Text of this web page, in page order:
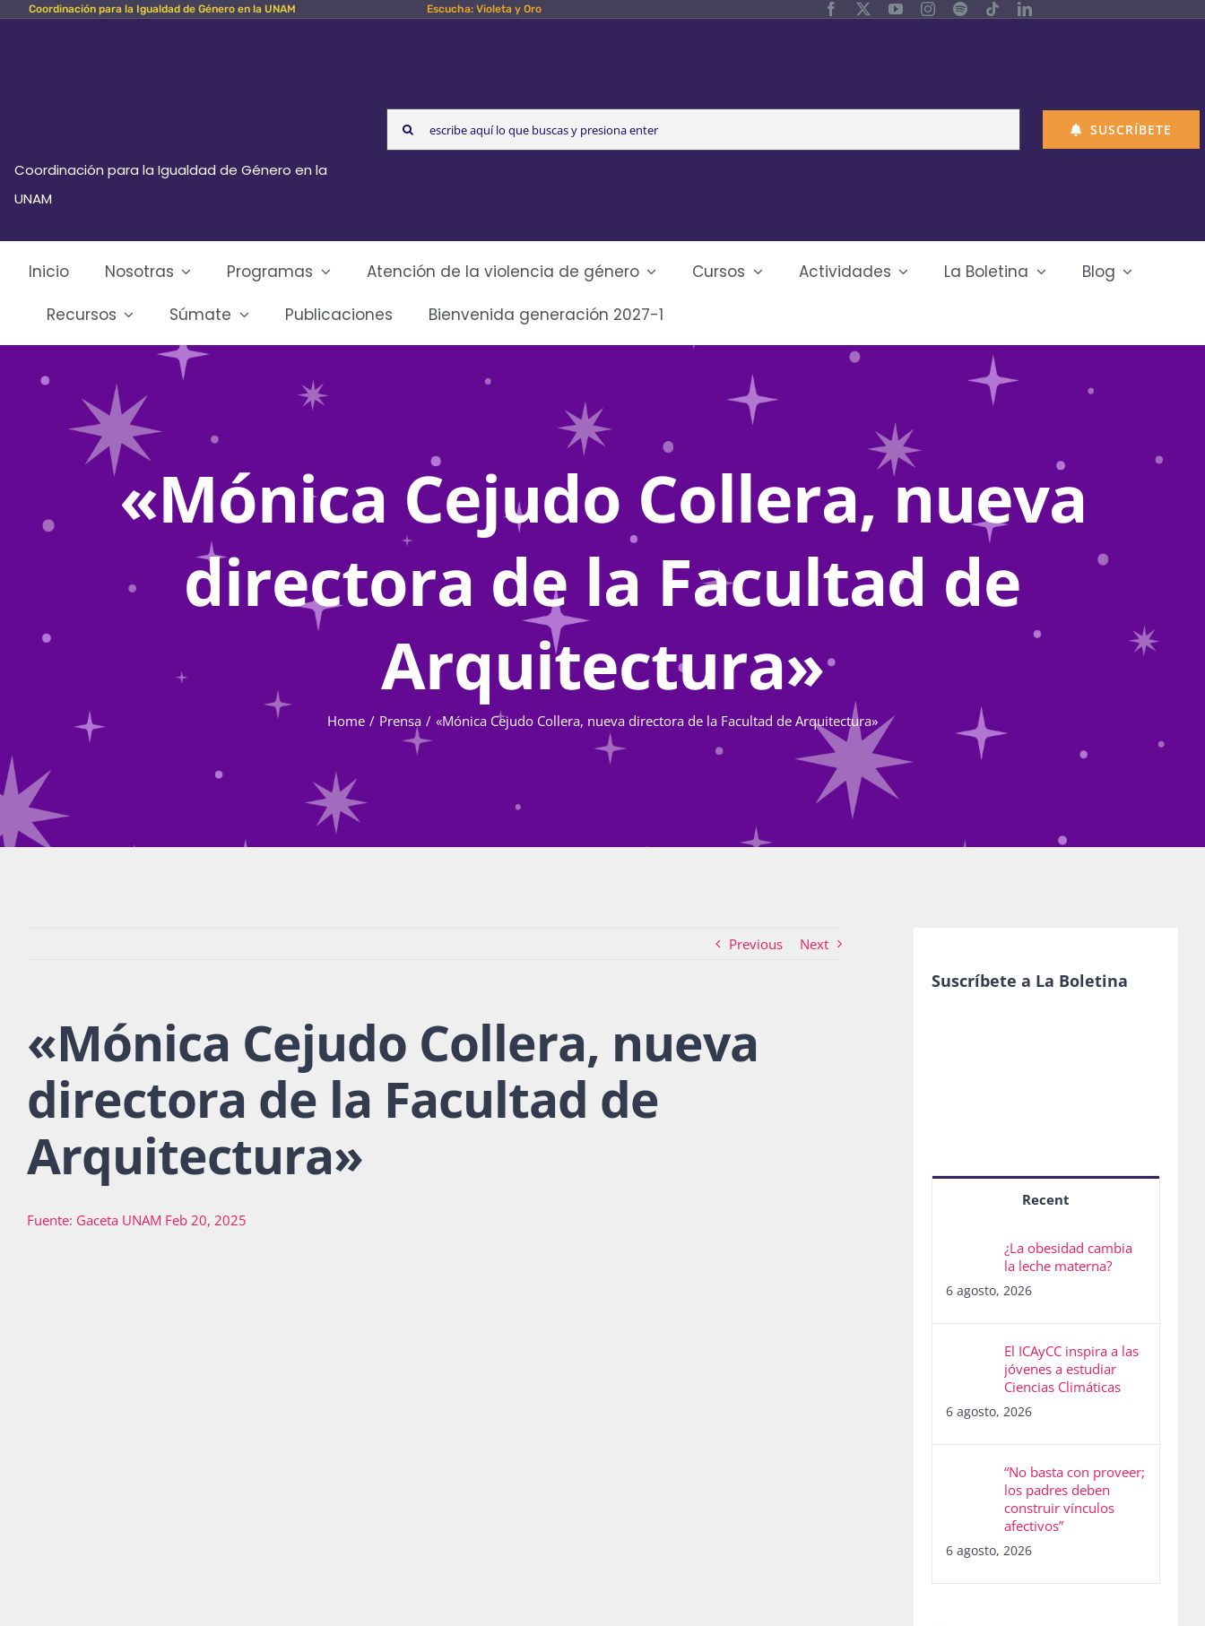
Skip Coordinación para la Igualdad de Género en la UNAM Escucha: Violeta y Oro
Coordinación para la Igualdad de Género en la
UNAM
Search
for:
SUSCRÍBETE
Inicio Nosotras Programas Atención de la violencia de género Cursos Actividades La Boletina
Blog
Recursos
Súmate Publicaciones Bienvenida generación 2027-1
«Mónica Cejudo Collera, nueva
directora de la Facultad de
Arquitectura»
Home Prensa «Mónica Cejudo Collera, nueva directora de la Facultad de Arquitectura»
Previous Next
«Mónica Cejudo Collera, nueva
directora de la Facultad de
Arquitectura»
Fuente: Gaceta UNAM Feb 20, 2025
Suscríbete a La Boletina
Recent
¿La obesidad cambia
la leche materna?
6 agosto, 2026
El ICAyCC inspira a las
jóvenes a estudiar
Ciencias Climáticas
6 agosto, 2026
“No basta con proveer;
los padres deben
construir vínculos
afectivos”
6 agosto, 2026